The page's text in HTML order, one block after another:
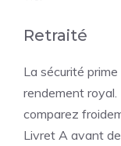
Retraité
La sécurité prime
rendement
comparez
Livret A avant